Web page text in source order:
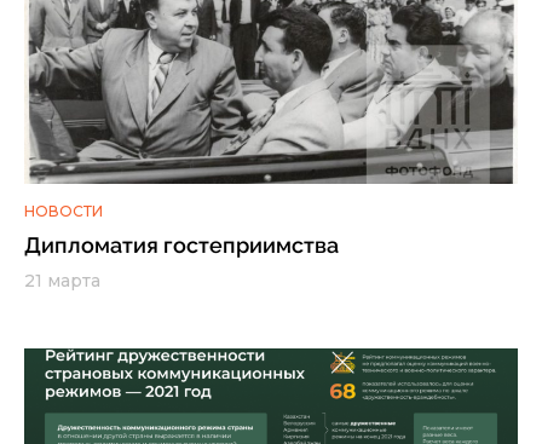
НОВОСТИ
Дипломатия гостеприимства
21 марта